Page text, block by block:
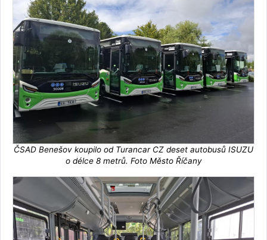
ČSAD Benešov koupilo od Turancar CZ deset autobusů ISUZU
o délce 8 metrů. Foto Město Říčany